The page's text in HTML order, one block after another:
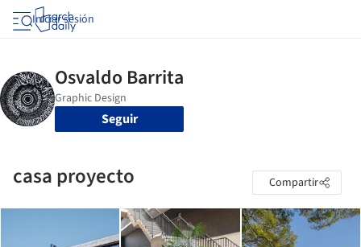
Iniciar sesión
Seguir
casa proyecto Compartir